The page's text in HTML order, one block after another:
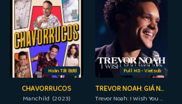
Hoàn Tất (8/8)
CHAVORRUCOS
Manchild (2023)
Full HD - Vietsub
TREVOR NOAH: GIÁ NHƯ BẠN…
Trevor Noah: I Wish You Would (2022)